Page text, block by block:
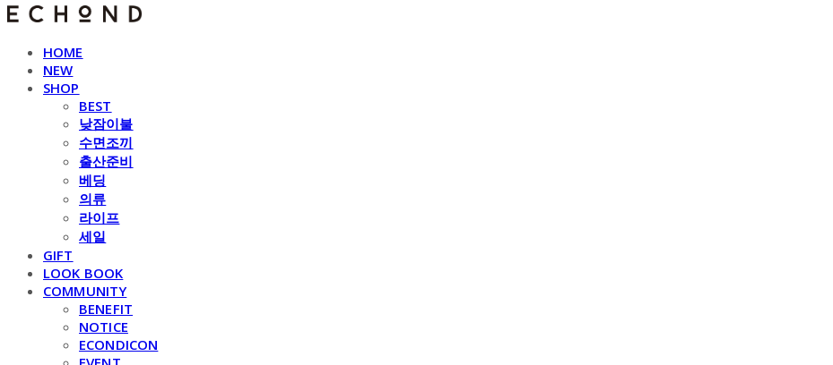
HOME
NEW
SHOP
BEST
낮잠이불
수면조끼
출산준비
베딩
의류
라이프
세일
GIFT
LOOK BOOK
COMMUNITY
BENEFIT
NOTICE
ECONDICON